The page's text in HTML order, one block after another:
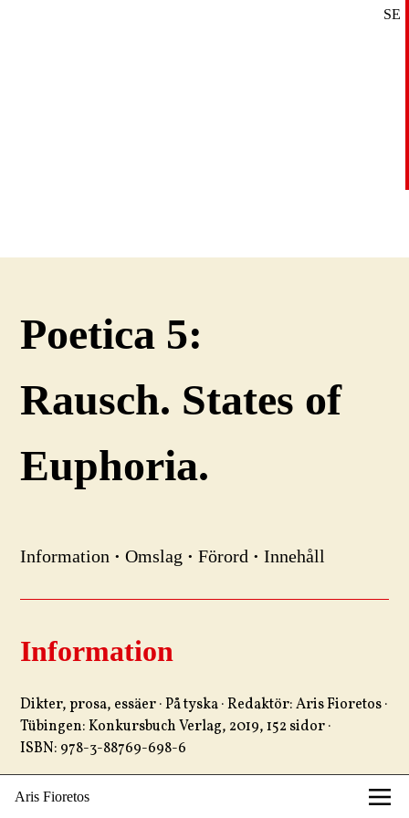
Aris Fioretos
SE
Poetica 5:
Rausch. States of
Euphoria.
Information ·Omslag ·Förord ·Innehåll
Information
Dikter, prosa, essäer · På tyska · Redaktör: Aris Fioretos ·
Tübingen: Konkursbuch Verlag, 2019, 152 sidor ·
ISBN: 978-3-88769-698-6